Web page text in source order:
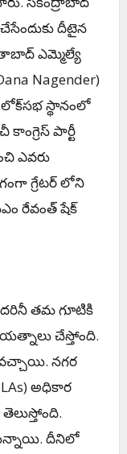
దీటైన
ఎమ్మెల్యే
Nagender)
లోక్‌స‌భ స్థానంలో
కాంగ్రెస్ పార్టీ
ఎవ‌రు
గ్రేట‌ర్ లోని
రేవంత్‌ షేక్
తమ గూటికి
చేస్తోంది.
నగర
అధికార
దీనిలో